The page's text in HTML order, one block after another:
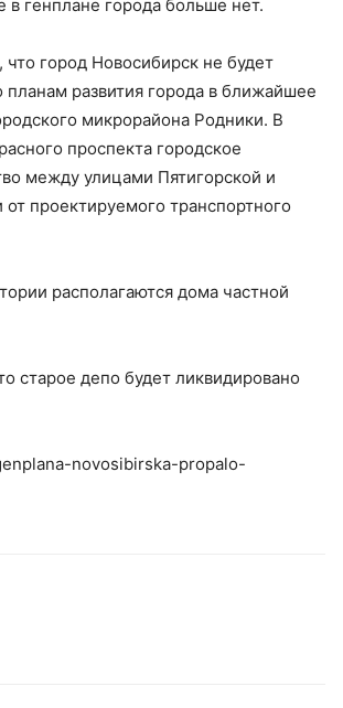
генплане города больше нет.
город Новосибирск не будет
развития города в ближайшее
микрорайона Родники. В
проспекта городское
между улицами Пятигорской и
проектируемого транспортного
располагаются дома частной
старое депо будет ликвидировано
novosibirska-propalo-